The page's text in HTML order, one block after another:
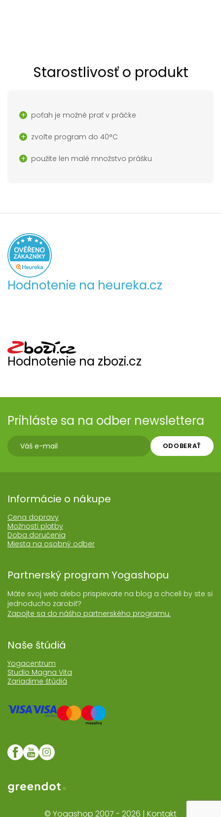
Starostlivosť o produkt
poťah je možné prať v práčke
zvoľte program do 40°C
použite len malé množstvo prášku
Hodnotenie na heureka.cz
Hodnotenie na zbozi.cz
Prihláste sa na odber newslettera
ODOBERAŤ
Informácie o nákupe
Cena dopravy
Možnosti platby
Doba doručenia
Miesta na osobný odber
Partnerský program Yogashopu
Máte svoj web alebo prispievate na blog a chceli by ste si
jednoducho zarobiť?
Zapojte sa do nášho partnerského programu.
Naše štúdiá
Yogacentrum
Studio Magna Vita
Zariadime štúdiá
Web realizoval Greendot
© Yogashop 2007 - 2026 | Kontakt